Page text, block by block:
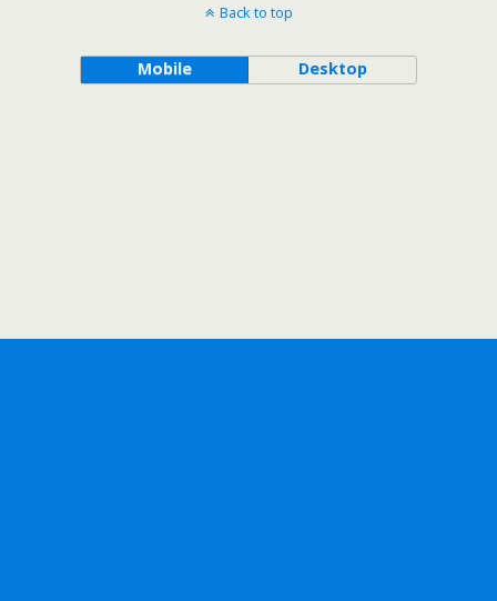
Back to top
Mobile Desktop